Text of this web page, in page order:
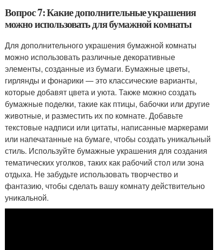
Вопрос 7: Какие дополнительные украшения
можно использовать для бумажной комнаты
Для дополнительного украшения бумажной комнаты
можно использовать различные декоративные
элементы, созданные из бумаги. Бумажные цветы,
гирлянды и фонарики — это классические варианты,
которые добавят цвета и уюта. Также можно создать
бумажные поделки, такие как птицы, бабочки или другие
животные, и разместить их по комнате. Добавьте
текстовые надписи или цитаты, написанные маркерами
или напечатанные на бумаге, чтобы создать уникальный
стиль. Используйте бумажные украшения для создания
тематических уголков, таких как рабочий стол или зона
отдыха. Не забудьте использовать творчество и
фантазию, чтобы сделать вашу комнату действительно
уникальной.